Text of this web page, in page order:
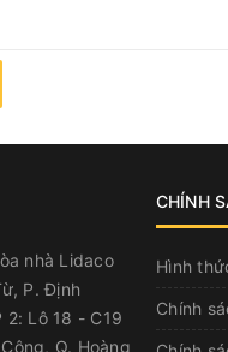
nhà Lidaco
P. Định
2: Lô 18 - C19
Q. Hoàng
CHÍNH
Hình
Chính